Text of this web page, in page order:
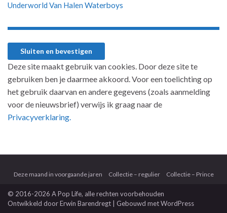
Underworld Van Halen Waterboys
Deze site maakt gebruik van cookies. Door deze site te
gebruiken ben je daarmee akkoord. Voor een toelichting op
het gebruik daarvan en andere gegevens (zoals aanmelding
voor de nieuwsbrief) verwijs ik graag naar de
Privacyverklaring.
Deze maand in voorgaande jaren Collectie – regulier Collectie – Prince
© 2016-2026 A Pop Life, alle rechten voorbehouden
Ontwikkeld doorErwin Barendregt | Gebouwd metWordPress